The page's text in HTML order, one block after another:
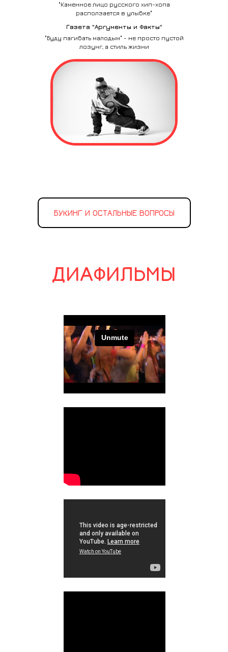
"Буду пагибать малодым" - не просто пустой
лозунг, а стиль жизни
Газета "Аргументы и Факты"
"Каменное лицо русского хип-хопа
расползается в улыбке"
БУКИНГ И ОСТАЛЬНЫЕ ВОПРОСЫ
ДИАФИЛЬМЫ